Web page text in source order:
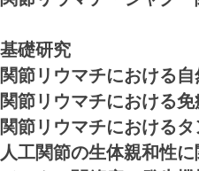
基礎研究
関節リウマチにおける
関節リウマチにおける
関節リウマチにおける
人工関節の生体親和性